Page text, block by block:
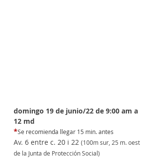
domingo 19 de junio/22 de 9:00 am a
12 md
*Se recomienda llegar 15 min. antes
Av. 6 entre c. 20 i 22 (100m sur, 25 m. oest
de la Junta de Protección Social)